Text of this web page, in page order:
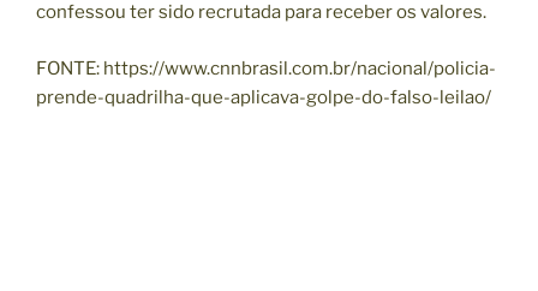
confessou ter sido recrutada para receber os valores.
FONTE: https://www.cnnbrasil.com.br/nacional/policia-
prende-quadrilha-que-aplicava-golpe-do-falso-leilao/